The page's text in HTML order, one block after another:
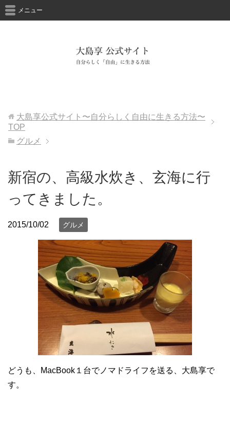
メニュー
大島享公式サイト〜自分らしく自由に生きる方法〜
TOP
グルメ
新宿の、高級水炊き、玄海に行
ってきました。
2015/10/02 グルメ
どうも、MacBook１台でノマドライフを送る、大島享で
す。